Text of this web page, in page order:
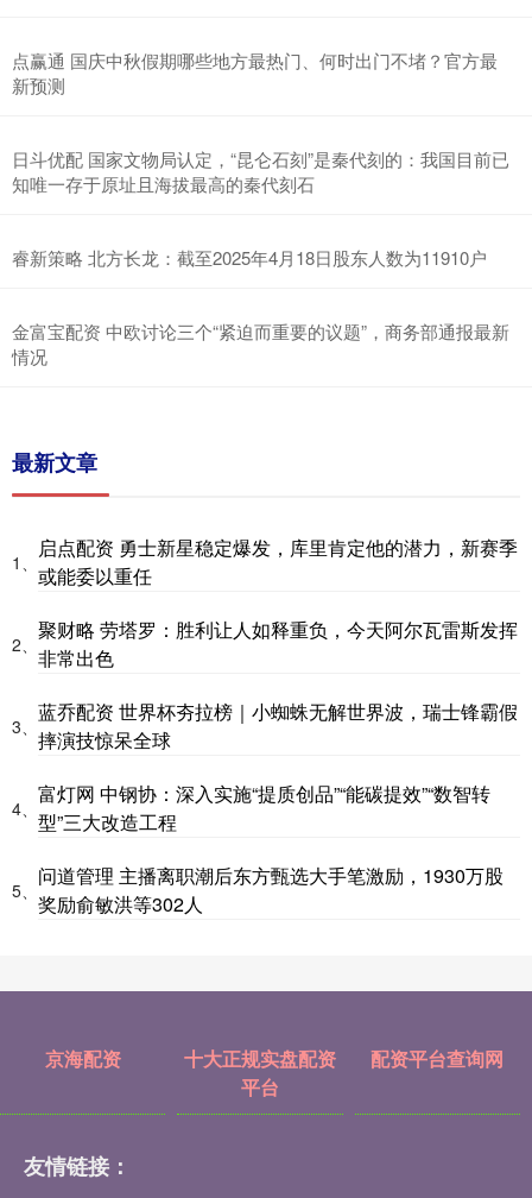
点赢通 国庆中秋假期哪些地方最热门、何时出门不堵？官方最
新预测
日斗优配 国家文物局认定，“昆仑石刻”是秦代刻的：我国目前已
知唯一存于原址且海拔最高的秦代刻石
睿新策略 北方长龙：截至2025年4月18日股东人数为11910户
金富宝配资 中欧讨论三个“紧迫而重要的议题”，商务部通报最新
情况
最新文章
1、
启点配资 勇士新星稳定爆发，库里肯定他的潜力，新赛季
或能委以重任
2、
聚财略 劳塔罗：胜利让人如释重负，今天阿尔瓦雷斯发挥
非常出色
3、
蓝乔配资 世界杯夯拉榜｜小蜘蛛无解世界波，瑞士锋霸假
摔演技惊呆全球
4、
富灯网 中钢协：深入实施“提质创品”“能碳提效”“数智转
型”三大改造工程
5、
问道管理 主播离职潮后东方甄选大手笔激励，1930万股
奖励俞敏洪等302人
京海配资
十大正规实盘配资
平台
配资平台查询网
友情链接：